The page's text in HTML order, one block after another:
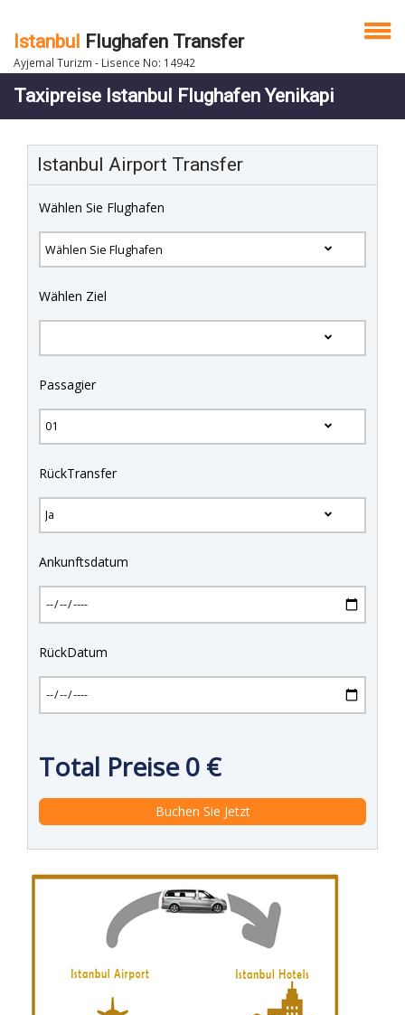
Istanbul Flughafen Transfer
Ayjemal Turizm - Lisence No: 14942
Taxipreise Istanbul Flughafen Yenikapi
Istanbul Airport Transfer
Wählen Sie Flughafen
Wählen Ziel
Passagier
RückTransfer
Ankunftsdatum
RückDatum
Total Preise0 €